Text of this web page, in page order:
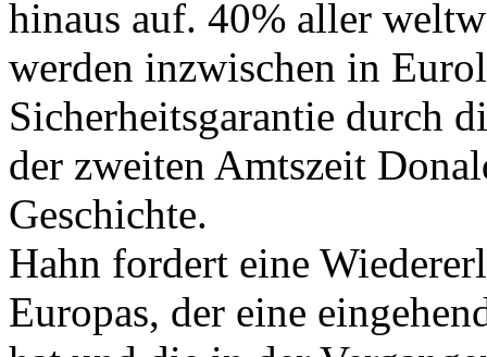
hinaus auf. 40% aller
werden inzwischen in
Sicherheitsgarantie durch
der zweiten Amtszeit
Geschichte.
Hahn fordert eine
Europas, der eine